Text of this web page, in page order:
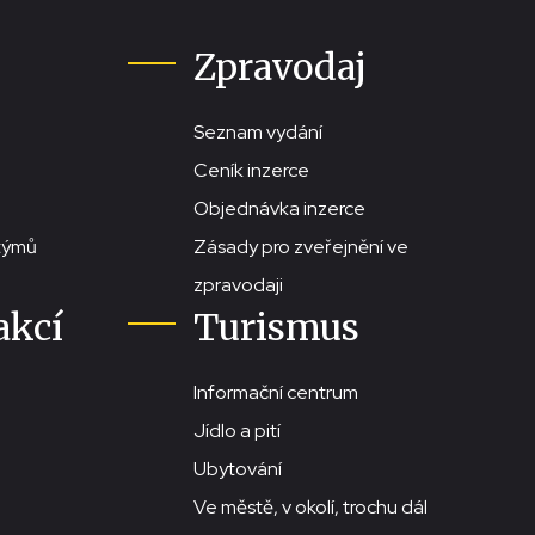
Zpravodaj
Seznam vydání
Ceník inzerce
Objednávka inzerce
Zásady pro zveřejnění ve
zpravodaji
Turismus
Informační centrum
Jídlo a pití
Ubytování
Ve městě, v okolí, trochu dál